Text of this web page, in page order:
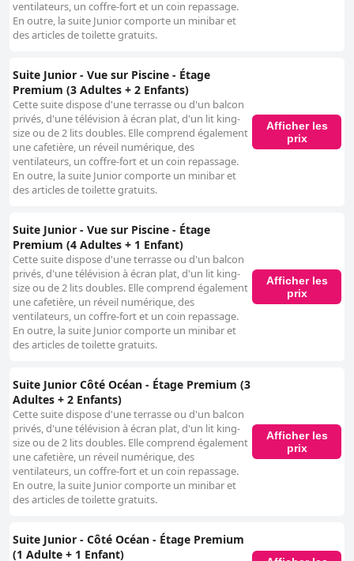
ventilateurs, un coffre-fort et un coin repassage.
En outre, la suite Junior comporte un minibar et
des articles de toilette gratuits.
Suite Junior - Vue sur Piscine - Étage
Premium (3 Adultes + 2 Enfants)
Cette suite dispose d'une terrasse ou d'un balcon
privés, d'une télévision à écran plat, d'un lit king-
size ou de 2 lits doubles. Elle comprend également
une cafetière, un réveil numérique, des
ventilateurs, un coffre-fort et un coin repassage.
En outre, la suite Junior comporte un minibar et
des articles de toilette gratuits.
Afficher les
prix
Suite Junior - Vue sur Piscine - Étage
Premium (4 Adultes + 1 Enfant)
Cette suite dispose d'une terrasse ou d'un balcon
privés, d'une télévision à écran plat, d'un lit king-
size ou de 2 lits doubles. Elle comprend également
une cafetière, un réveil numérique, des
ventilateurs, un coffre-fort et un coin repassage.
En outre, la suite Junior comporte un minibar et
des articles de toilette gratuits.
Afficher les
prix
Suite Junior Côté Océan - Étage Premium (3
Adultes + 2 Enfants)
Cette suite dispose d'une terrasse ou d'un balcon
privés, d'une télévision à écran plat, d'un lit king-
size ou de 2 lits doubles. Elle comprend également
une cafetière, un réveil numérique, des
ventilateurs, un coffre-fort et un coin repassage.
En outre, la suite Junior comporte un minibar et
des articles de toilette gratuits.
Afficher les
prix
Suite Junior - Côté Océan - Étage Premium
(1 Adulte + 1 Enfant)